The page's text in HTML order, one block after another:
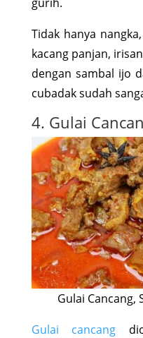
Tidak hanya
kacang panjan,
dengan sambal ijo
cubadak sudah
4. Gulai
Gulai Cancang,
Gulai cancang